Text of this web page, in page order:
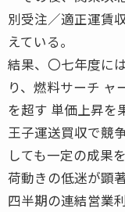
別受注／適正運賃
えている。
結果、〇七年度に
り、燃料サーチ ャ
を超す 単価上昇を
王子運送買収で競
しても一定の成果
荷動きの低迷が顕
四半期の連結営業